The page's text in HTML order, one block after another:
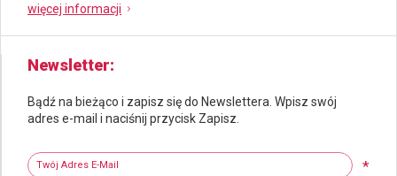
więcej informacji
Newsletter
Bądź na bieżąco i zapisz się do Newslettera. Wpisz swój
adres e-mail i naciśnij przycisk Zapisz.
Twój adres e-mail
*